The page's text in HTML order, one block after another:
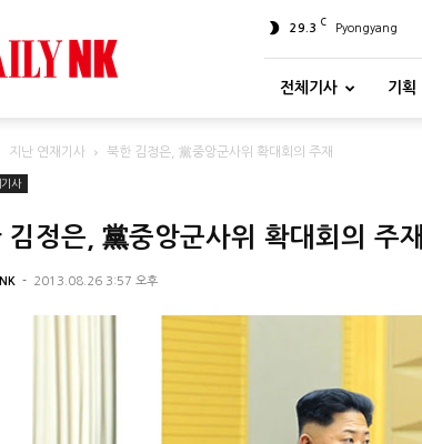
29.3 C Pyongyang
전체기사 기획
지난 연재기사 북한 김정은, 黨중앙군사위 확대회의 주재
사
김정은, 黨중앙군사위 확대회의 주재
- 2013.08.26 3:57 오후